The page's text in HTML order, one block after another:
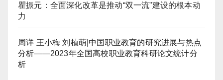
瞿振元：全面深化改革是推动“双一流”建设的根本动
力
周详 王小梅 刘植萌|中国职业教育的研究进展与热点
分析——2023年全国高校职业教育科研论文统计分
析